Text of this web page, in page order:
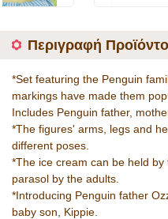
Περιγραφή
*Set featuring the Penguin
markings have made them
Includes Penguin father,
*The figures' arms, legs and
different poses.
*The ice cream can be held
parasol by the adults.
*Introducing Penguin father
baby son, Kippie.